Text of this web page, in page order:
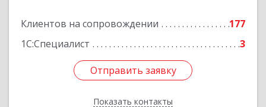
Клиентов на сопровождении
177
1С:Специалист
3
Отправить заявку
Показать контакты
Отправить заявку
Назад